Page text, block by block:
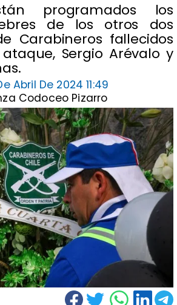
programados los
de los otros dos
Carabineros fallecidos
Sergio Arévalo y
Abril De 2024 11:49
Codoceo Pizarro